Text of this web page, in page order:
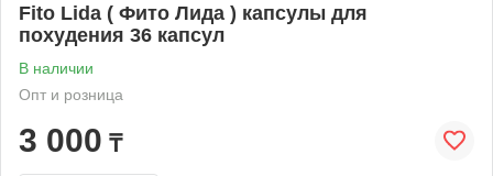
Fito Lida ( Фито Лида ) капсулы для
похудения 36 капсул
В наличии
Опт и розница
3 000 ₸